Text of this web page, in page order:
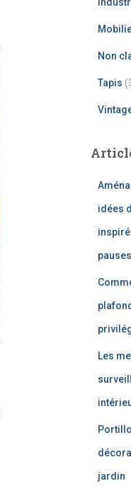
Non
Tapis
idées
pauses
Les
jardin